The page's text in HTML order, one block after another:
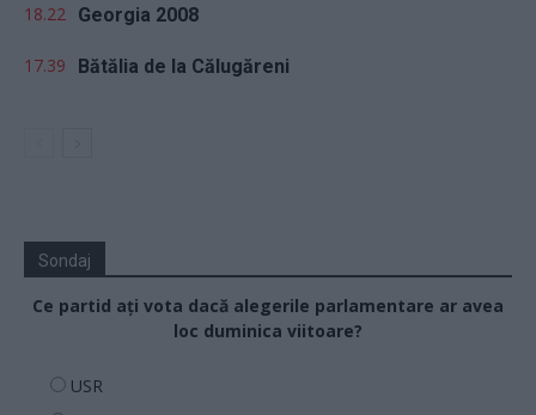
18.22 Georgia 2008
17.39 Bătălia de la Călugăreni
Sondaj
Ce partid ați vota dacă alegerile parlamentare ar avea
loc duminica viitoare?
USR